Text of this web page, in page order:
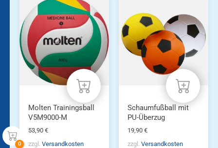
Molten Trainingsball
V5M9000-M
53,90 €
zzgl. Versandkosten
Schaumfußball mit
PU-Überzug
19,90 €
zzgl. Versandkosten